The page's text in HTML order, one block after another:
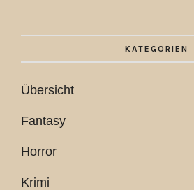
KATEGORIEN
Übersicht
Fantasy
Horror
Krimi